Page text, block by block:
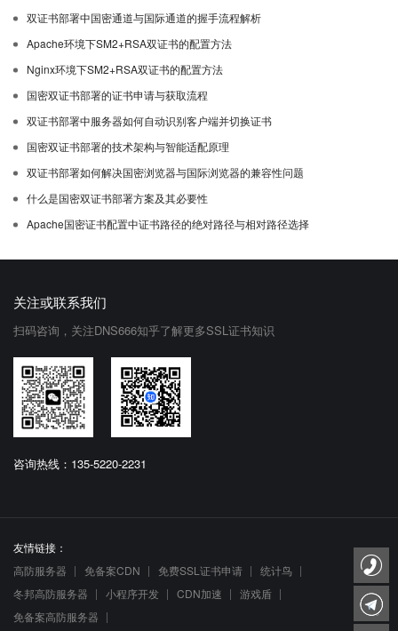
双证书部署中国密通道与国际通道的握手流程解析
Apache环境下SM2+RSA双证书的配置方法
Nginx环境下SM2+RSA双证书的配置方法
国密双证书部署的证书申请与获取流程
双证书部署中服务器如何自动识别客户端并切换证书
国密双证书部署的技术架构与智能适配原理
双证书部署如何解决国密浏览器与国际浏览器的兼容性问题
什么是国密双证书部署方案及其必要性
Apache国密证书配置中证书路径的绝对路径与相对路径选择
关注或联系我们
扫码咨询，关注DNS666知乎了解更多SSL证书知识
咨询热线：135-5220-2231
友情链接：
高防服务器
免备案CDN 免费SSL证书申请
统计鸟
冬邦高防服务器
小程序开发 CDN加速
游戏盾
免备案高防服务器